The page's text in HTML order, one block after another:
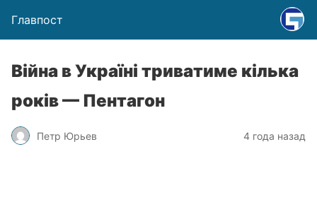
Главпост
Війна в Україні триватиме кілька
років — Пентагон
Петр Юрьев 4 года назад